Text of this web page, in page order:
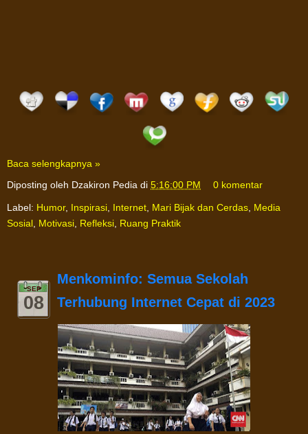
Baca selengkapnya »
Diposting oleh Dzakiron Pedia di 5:16:00 PM 0 komentar
Label: Humor, Inspirasi, Internet, Mari Bijak dan Cerdas, Media
Sosial, Motivasi, Refleksi, Ruang Praktik
SEP
08
Menkominfo: Semua Sekolah
Terhubung Internet Cepat di 2023